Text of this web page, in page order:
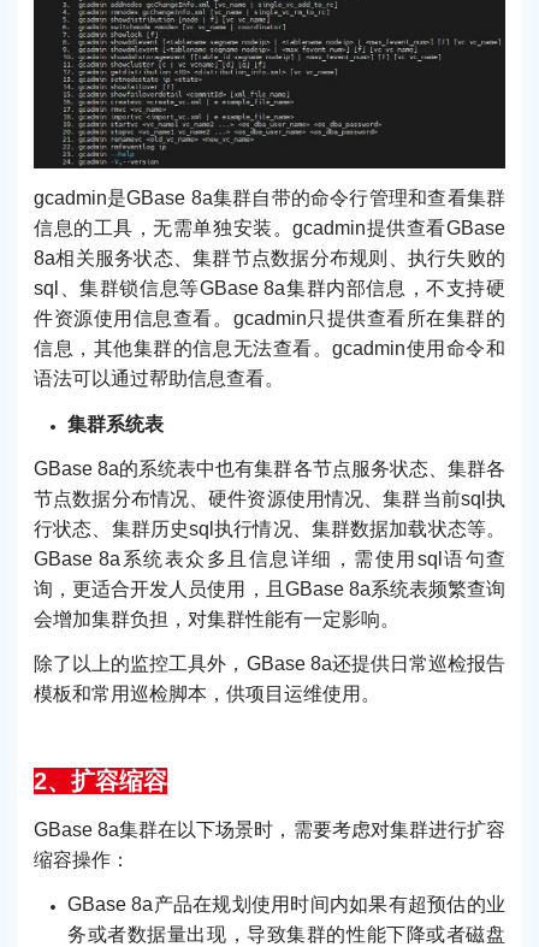
gcadmin是GBase 8a集群自带的命令行管理和查看集群
信息的工具，无需单独安装。gcadmin提供查看GBase
8a相关服务状态、集群节点数据分布规则、执行失败的
sql、集群锁信息等GBase 8a集群内部信息，不支持硬
件资源使用信息查看。gcadmin只提供查看所在集群的
信息，其他集群的信息无法查看。gcadmin使用命令和
语法可以通过帮助信息查看。
集群系统表
GBase 8a的系统表中也有集群各节点服务状态、集群各
节点数据分布情况、硬件资源使用情况、集群当前sql执
行状态、集群历史sql执行情况、集群数据加载状态等。
GBase 8a系统表众多且信息详细，需使用sql语句查
询，更适合开发人员使用，且GBase 8a系统表频繁查询
会增加集群负担，对集群性能有一定影响。
除了以上的监控工具外，GBase 8a还提供日常巡检报告
模板和常用巡检脚本，供项目运维使用。
2、扩容缩容
GBase 8a集群在以下场景时，需要考虑对集群进行扩容
缩容操作：
GBase 8a产品在规划使用时间内如果有超预估的业
务或者数据量出现，导致集群的性能下降或者磁盘